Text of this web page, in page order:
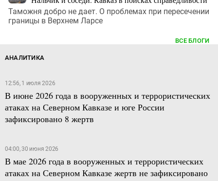
Таможня добро не дает. О проблемах при пересечении
границы в Верхнем Ларсе
ВСЕ БЛОГИ
АНАЛИТИКА
12:56, 1 июля 2026
В июне 2026 года в вооруженных и террористических
атаках на Северном Кавказе и юге России
зафиксировано 8 жертв
04:00, 30 июня 2026
В мае 2026 года в вооруженных и террористических
атаках на Северном Кавказе жертв не зафиксировано